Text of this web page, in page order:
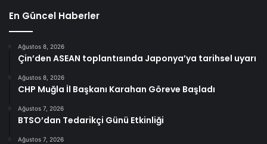
En Güncel Haberler
Ağustos 8, 2026
Çin’den ASEAN toplantısında Japonya’ya tarihsel uyarı
Ağustos 8, 2026
CHP Muğla İl Başkanı Karahan Göreve Başladı
Ağustos 7, 2026
BTSO’dan Tedarikçi Günü Etkinliği
Ağustos 7, 2026